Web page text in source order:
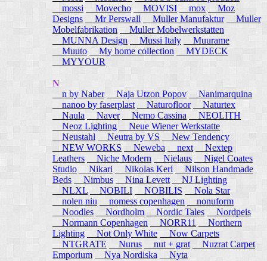
mossi
Movecho MOVISI mox
Moz
Designs
Mr Perswall Muller Manufaktur
Muller
Mobelfabrikation
Muller Mobelwerkstatten
MUNNA Design
Mussi Italy
Muurame
Muuto My home collection
MYDECK
MYYOUR
N
n by Naber
Naja Utzon Popov
Nanimarquina
nanoo by faserplast
Naturofloor
Naturtex
Naula
Naver Nemo Cassina
NEOLITH
Neoz Lighting
Neue Wiener Werkstatte
Neustahl
Neutra by VS
New Tendency
NEW WORKS
Neweba next
Nextep
Leathers
Niche Modern Nielaus
Nigel Coates
Studio
Nikari Nikolas Kerl
Nilson Handmade
Beds
Nimbus Nina Levett
NJ Lighting
NLXL
NOBILI NOBILIS
Nola Star
nolen niu
nomess copenhagen
nonuform
Noodles
Nordholm Nordic Tales
Nordpeis
Normann Copenhagen
NORR11
Northern
Lighting
Not Only White
Now Carpets
NTGRATE
Nurus nut + grat
Nuzrat Carpet
Emporium
Nya Nordiska Nyta